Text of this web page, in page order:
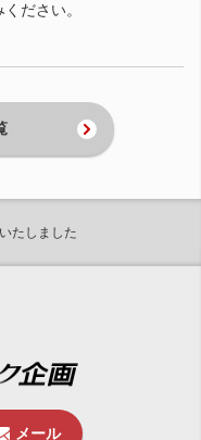
ださい。
たしました